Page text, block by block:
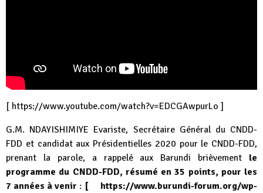
[ https://www.youtube.com/watch?v=EDCGAwpurLo ]
G.M. NDAYISHIMIYE Evariste, Secrétaire Général du CNDD-
FDD et candidat aux Présidentielles 2020 pour le CNDD-FDD,
prenant la parole, a rappelé aux Barundi brièvement le
programme du CNDD-FDD, résumé en 35 points, pour les
7 années à venir : [ https://www.burundi-forum.org/wp-